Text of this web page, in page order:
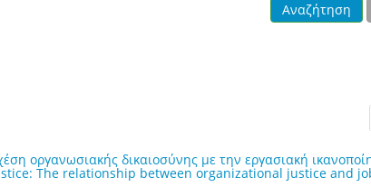
Αναζήτηση
οργανωσιακής δικαιοσύνης με την εργασιακή
The relationship between organizational justice and